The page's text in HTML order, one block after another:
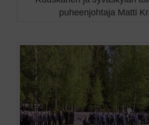
puheenjohtaja Matti